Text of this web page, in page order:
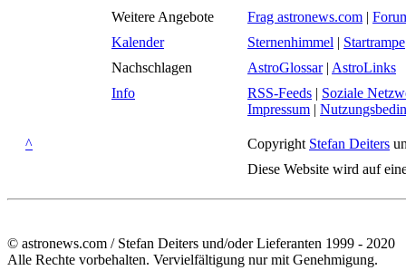
Weitere Angebote
Frag astronews.com |
Kalender
Sternenhimmel | Startrampe
Nachschlagen
AstroGlossar| AstroLinks
Info
RSS-Feeds | Soziale
Impressum |
^ Copyright Stefan Deiters
Diese Website wird auf
© astronews.com / Stefan Deiters und/oder Lieferanten 1999 - 2020
Alle Rechte vorbehalten. Vervielfältigung nur mit Genehmigung.